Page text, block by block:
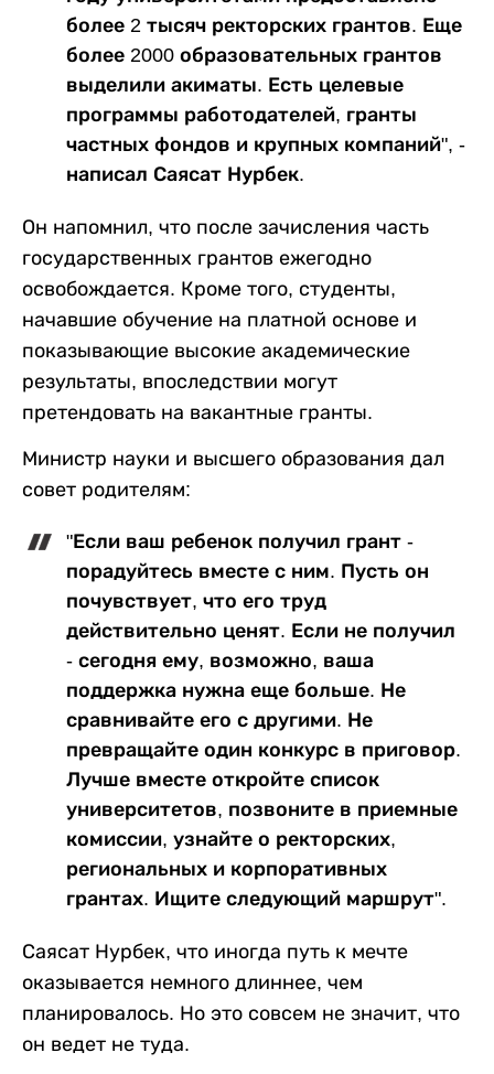
более 2 тысяч ректорских грантов. Еще
более 2000 образовательных грантов
выделили акиматы. Есть целевые
программы работодателей, гранты
частных фондов и крупных компаний", -
написал Саясат Нурбек.
Он напомнил, что после зачисления часть
государственных грантов ежегодно
освобождается. Кроме того, студенты,
начавшие обучение на платной основе и
показывающие высокие академические
результаты, впоследствии могут
претендовать на вакантные гранты.
Министр науки и высшего образования дал
совет родителям:
"Если ваш ребенок получил грант -
порадуйтесь вместе с ним. Пусть он
почувствует, что его труд
действительно ценят. Если не получил
- сегодня ему, возможно, ваша
поддержка нужна еще больше. Не
сравнивайте его с другими. Не
превращайте один конкурс в приговор.
Лучше вместе откройте список
университетов, позвоните в приемные
комиссии, узнайте о ректорских,
региональных и корпоративных
грантах. Ищите следующий маршрут".
Саясат Нурбек, что иногда путь к мечте
оказывается немного длиннее, чем
планировалось. Но это совсем не значит, что
он ведет не туда.